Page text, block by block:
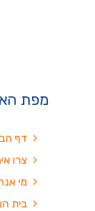
מפת
דף
צרו
מי
בית